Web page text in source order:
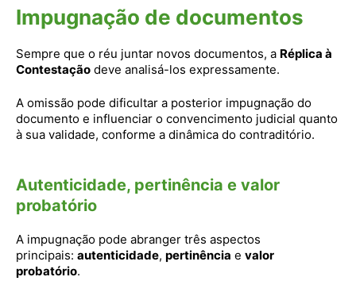
Impugnação de documentos
Sempre que o réu juntar novos documentos, a Réplica à
Contestação deve analisá-los expressamente.
A omissão pode dificultar a posterior impugnação do
documento e influenciar o convencimento judicial quanto
à sua validade, conforme a dinâmica do contraditório.
Autenticidade, pertinência e valor
probatório
A impugnação pode abranger três aspectos
principais: autenticidade, pertinência e valor
probatório.